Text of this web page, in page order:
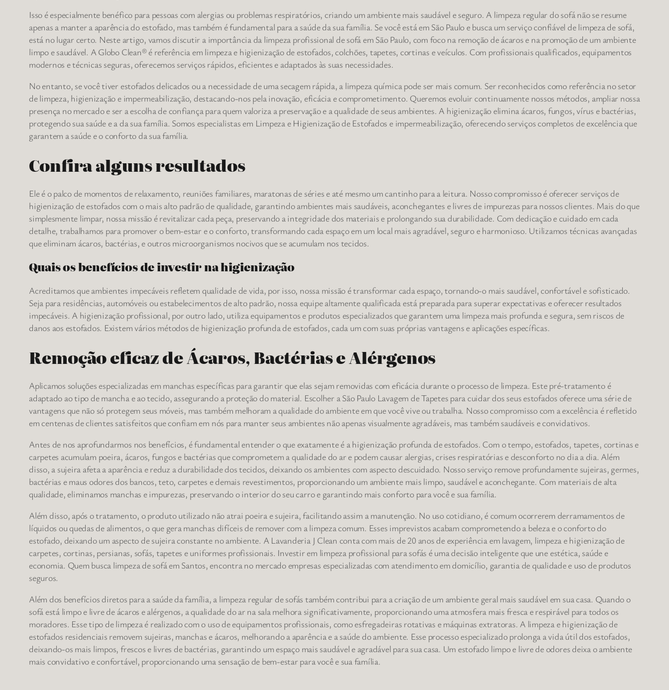
Isso é especialmente benéfico para pessoas com alergias ou problemas respiratórios, criando um ambiente mais saudável e seguro. A limpeza regular do sofá não se resume
apenas a manter a aparência do estofado, mas também é fundamental para a saúde da sua família. Se você está em São Paulo e busca um serviço confiável de limpeza de sofá,
está no lugar certo. Neste artigo, vamos discutir a importância da limpeza profissional de sofá em São Paulo, com foco na remoção de ácaros e na promoção de um ambiente
limpo e saudável. A Globo Clean® é referência em limpeza e higienização de estofados, colchões, tapetes, cortinas e veículos. Com profissionais qualificados, equipamentos
modernos e técnicas seguras, oferecemos serviços rápidos, eficientes e adaptados às suas necessidades.
No entanto, se você tiver estofados delicados ou a necessidade de uma secagem rápida, a limpeza química pode ser mais comum. Ser reconhecidos como referência no setor
de limpeza, higienização e impermeabilização, destacando-nos pela inovação, eficácia e comprometimento. Queremos evoluir continuamente nossos métodos, ampliar nossa
presença no mercado e ser a escolha de confiança para quem valoriza a preservação e a qualidade de seus ambientes. A higienização elimina ácaros, fungos, vírus e bactérias,
protegendo sua saúde e a da sua família. Somos especialistas em Limpeza e Higienização de Estofados e impermeabilização, oferecendo serviços completos de excelência que
garantem a saúde e o conforto da sua família.
Confira alguns resultados
Ele é o palco de momentos de relaxamento, reuniões familiares, maratonas de séries e até mesmo um cantinho para a leitura. Nosso compromisso é oferecer serviços de
higienização de estofados com o mais alto padrão de qualidade, garantindo ambientes mais saudáveis, aconchegantes e livres de impurezas para nossos clientes. Mais do que
simplesmente limpar, nossa missão é revitalizar cada peça, preservando a integridade dos materiais e prolongando sua durabilidade. Com dedicação e cuidado em cada
detalhe, trabalhamos para promover o bem-estar e o conforto, transformando cada espaço em um local mais agradável, seguro e harmonioso. Utilizamos técnicas avançadas
que eliminam ácaros, bactérias, e outros microorganismos nocivos que se acumulam nos tecidos.
Quais os benefícios de investir na higienização
Acreditamos que ambientes impecáveis refletem qualidade de vida, por isso, nossa missão é transformar cada espaço, tornando-o mais saudável, confortável e sofisticado.
Seja para residências, automóveis ou estabelecimentos de alto padrão, nossa equipe altamente qualificada está preparada para superar expectativas e oferecer resultados
impecáveis. A higienização profissional, por outro lado, utiliza equipamentos e produtos especializados que garantem uma limpeza mais profunda e segura, sem riscos de
danos aos estofados. Existem vários métodos de higienização profunda de estofados, cada um com suas próprias vantagens e aplicações específicas.
Remoção eficaz de Ácaros, Bactérias e Alérgenos
Aplicamos soluções especializadas em manchas específicas para garantir que elas sejam removidas com eficácia durante o processo de limpeza. Este pré-tratamento é
adaptado ao tipo de mancha e ao tecido, assegurando a proteção do material. Escolher a São Paulo Lavagem de Tapetes para cuidar dos seus estofados oferece uma série de
vantagens que não só protegem seus móveis, mas também melhoram a qualidade do ambiente em que você vive ou trabalha. Nosso compromisso com a excelência é refletido
em centenas de clientes satisfeitos que confiam em nós para manter seus ambientes não apenas visualmente agradáveis, mas também saudáveis e convidativos.
Antes de nos aprofundarmos nos benefícios, é fundamental entender o que exatamente é a higienização profunda de estofados. Com o tempo, estofados, tapetes, cortinas e
carpetes acumulam poeira, ácaros, fungos e bactérias que comprometem a qualidade do ar e podem causar alergias, crises respiratórias e desconforto no dia a dia. Além
disso, a sujeira afeta a aparência e reduz a durabilidade dos tecidos, deixando os ambientes com aspecto descuidado. Nosso serviço remove profundamente sujeiras, germes,
bactérias e maus odores dos bancos, teto, carpetes e demais revestimentos, proporcionando um ambiente mais limpo, saudável e aconchegante. Com materiais de alta
qualidade, eliminamos manchas e impurezas, preservando o interior do seu carro e garantindo mais conforto para você e sua família.
Além disso, após o tratamento, o produto utilizado não atrai poeira e sujeira, facilitando assim a manutenção. No uso cotidiano, é comum ocorrerem derramamentos de
líquidos ou quedas de alimentos, o que gera manchas difíceis de remover com a limpeza comum. Esses imprevistos acabam comprometendo a beleza e o conforto do
estofado, deixando um aspecto de sujeira constante no ambiente. A Lavanderia J Clean conta com mais de 20 anos de experiência em lavagem, limpeza e higienização de
carpetes, cortinas, persianas, sofás, tapetes e uniformes profissionais. Investir em limpeza profissional para sofás é uma decisão inteligente que une estética, saúde e
economia. Quem busca limpeza de sofá em Santos, encontra no mercado empresas especializadas com atendimento em domicílio, garantia de qualidade e uso de produtos
seguros.
Além dos benefícios diretos para a saúde da família, a limpeza regular de sofás também contribui para a criação de um ambiente geral mais saudável em sua casa. Quando o
sofá está limpo e livre de ácaros e alérgenos, a qualidade do ar na sala melhora significativamente, proporcionando uma atmosfera mais fresca e respirável para todos os
moradores. Esse tipo de limpeza é realizado com o uso de equipamentos profissionais, como esfregadeiras rotativas e máquinas extratoras. A limpeza e higienização de
estofados residenciais removem sujeiras, manchas e ácaros, melhorando a aparência e a saúde do ambiente. Esse processo especializado prolonga a vida útil dos estofados,
deixando-os mais limpos, frescos e livres de bactérias, garantindo um espaço mais saudável e agradável para sua casa. Um estofado limpo e livre de odores deixa o ambiente
mais convidativo e confortável, proporcionando uma sensação de bem-estar para você e sua família.